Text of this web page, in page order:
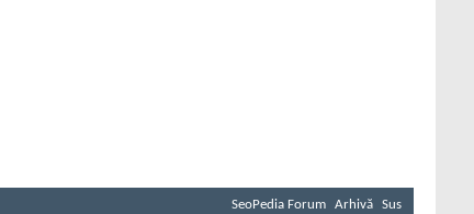
SeoPedia Forum Arhivă Sus